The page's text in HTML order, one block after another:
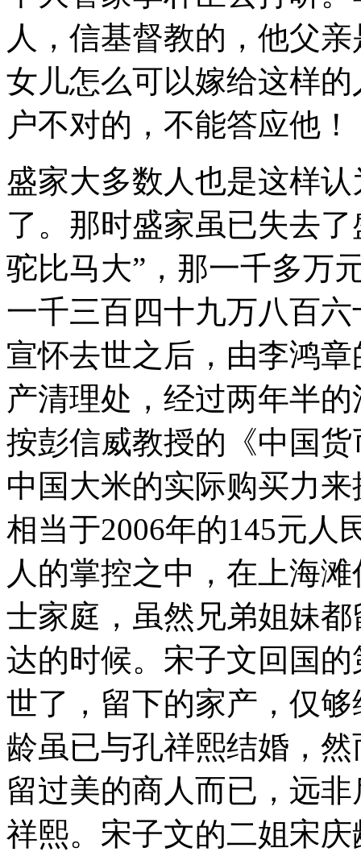
人，信基督教的，他父
女儿怎么可以嫁给这样
户不对的，不能答应他！
盛家大多数人也是这样
了。那时盛家虽已失去
驼比马大”，那一千多万
一千三百四十九万八百
宣怀去世之后，由李鸿
产清理处，经过两年半
按彭信威教授的《中国
中国大米的实际购买力
相当于2006年的145元人
人的掌控之中，在上海
士家庭，虽然兄弟姐妹
达的时候。宋子文回国
世了，留下的家产，仅
龄虽已与孔祥熙结婚，
留过美的商人而已，远
祥熙。宋子文的二姐宋